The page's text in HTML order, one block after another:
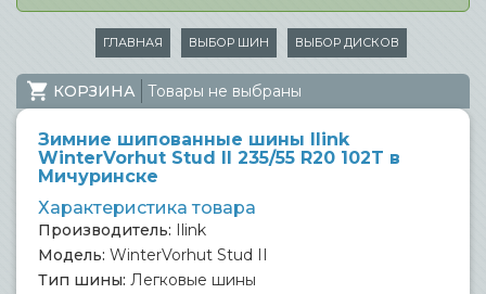
ГЛАВНАЯ ВЫБОР ШИН ВЫБОР ДИСКОВ
КОРЗИНА Товары не выбраны
Зимние шипованные шины Ilink
WinterVorhut Stud II 235/55 R20 102T в
Мичуринске
Характеристика товара
Производитель: Ilink
Модель: WinterVorhut Stud II
Тип шины: Легковые шины